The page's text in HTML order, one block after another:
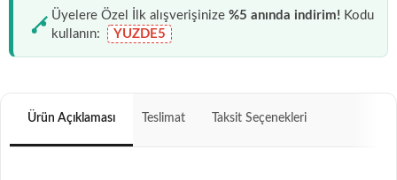
Üyelere Özel İlk alışverişinize %5 anında indirim! Kodu
kullanın:
YUZDE5
Ürün Açıklaması Teslimat Taksit Seçenekleri